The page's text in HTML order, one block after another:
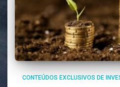
CONTEÚDOS EXCLUSIVOS DE